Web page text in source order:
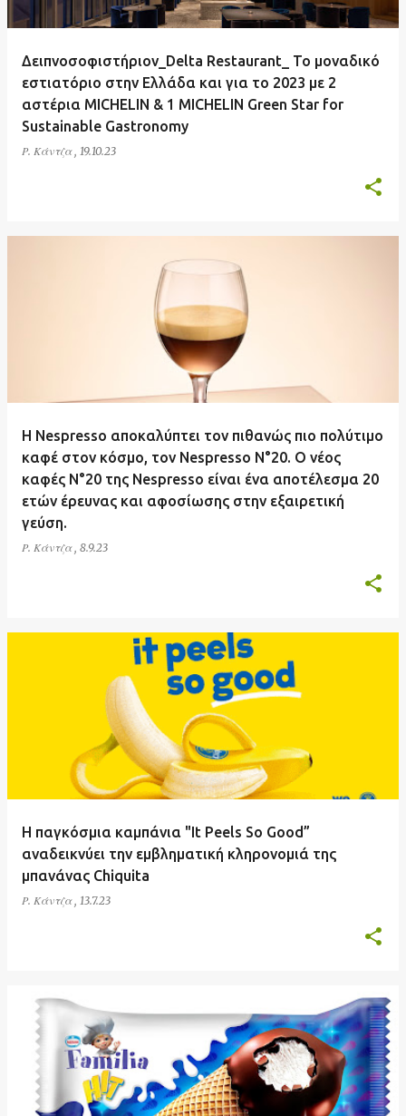
Δειπνοσοφιστήριον_Delta Restaurant_ Το μοναδικό
εστιατόριο στην Ελλάδα και για το 2023 με 2
αστέρια MICHELIN & 1 MICHELIN Green Star for
Sustainable Gastronomy
Ρ. Κάντζα , 19.10.23
Η Nespresso αποκαλύπτει τον πιθανώς πιο πολύτιμο
καφέ στον κόσμο, τον Nespresso N°20. O νέος
καφές N°20 της Nespresso είναι ένα αποτέλεσμα 20
ετών έρευνας και αφοσίωσης στην εξαιρετική
γεύση.
Ρ. Κάντζα , 8.9.23
Η παγκόσμια καμπάνια "It Peels So Good”
αναδεικνύει την εμβληματική κληρονομιά της
μπανάνας Chiquita
Ρ. Κάντζα , 13.7.23